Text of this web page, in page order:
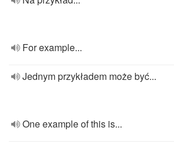
For example...
Jednym przykładem może być...
One example of this is...